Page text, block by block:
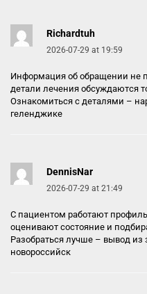
Richardtuh
2026-07-29 at 19:59
Информация об обращении не
детали лечения обсуждаются
Ознакомиться с деталями –
геленджике
DennisNar
2026-07-29 at 21:49
С пациентом работают
оценивают состояние и
Разобраться лучше – вывод из
новороссийск